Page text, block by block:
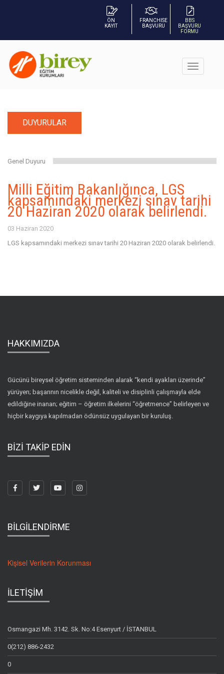
BBS
BAŞVURU
FORMU
FRANCHISE
BAŞVURU
ÖN
KAYIT
DUYURULAR
Genel Duyuru
Milli Eğitim Bakanlığınca, LGS
kapsamındaki merkezi sınav tarihi
20 Haziran 2020 olarak belirlendi.
03 Haziran 2020
LGS kapsamındaki merkezi sınav tarihi 20 Haziran 2020 olarak belirlendi.
HAKKIMIZDA
Gücünü bireysel öğretim sisteminden alarak “kendi ayakları üzerinde”
yürüyen; başarının nicelikle değil, kaliteli ve disiplinli çalışmayla elde
edildiğine inanan; eğitim – öğretim ilkelerini “öğretmence” belirleyen ve
hiçbir kaygıya kapılmadan ödünsüz uygulayan bir kuruluş.
BİZİ TAKİP EDİN
BİLGİLENDİRME
Kişisel Verilerin Korunması
İLETİŞİM
Osmangazi Mh. 3142. Sk. No:4 Esenyurt / İSTANBUL
0(212) 886-2432
0